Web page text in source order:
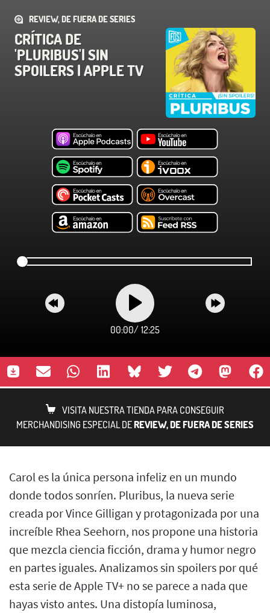
REVIEW, DE FUERA DE SERIES
CRÍTICA DE
'PLURIBUS'| SIN
SPOILERS | APPLE TV
00:00/ 12:25
VISITA NUESTRA TIENDA PARA CONSEGUIR
MERCHANDISING ESPECIAL DEREVIEW, DE FUERA DE SERIES
Carol es la única persona infeliz en un mundo
donde todos sonríen. Pluribus, la nueva serie
creada por Vince Gilligan y protagonizada por una
increíble Rhea Seehorn, nos propone una historia
que mezcla ciencia ficción, drama y humor negro
en partes iguales. Analizamos sin spoilers por qué
esta serie de Apple TV+ no se parece a nada que
hayas visto antes. Una distopía luminosa,